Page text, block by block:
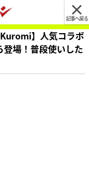
記事へ戻る
】人気コラボ
登場！普段使いした